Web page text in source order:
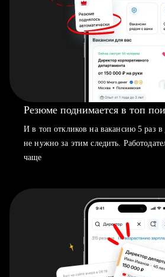
Резюме поднимается в топ
И в топ откликов на вакансию 5 раз
не нужно за этим следить.
чаще